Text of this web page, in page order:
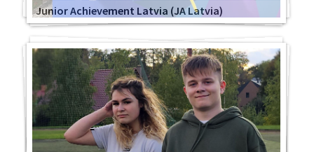
Junior Achievement Latvia (JA Latvia)